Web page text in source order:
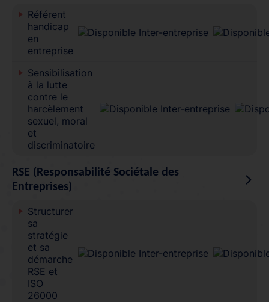
Référent
handicap
en
entreprise
Sensibilisation
à la lutte
contre le
harcèlement
sexuel, moral
et
discriminatoire
RSE (Responsabilité Sociétale des
Entreprises)
Structurer
sa
stratégie
et sa
démarche
RSE et
ISO
26000